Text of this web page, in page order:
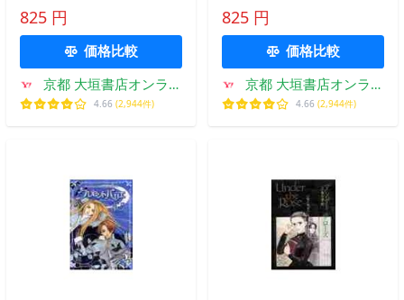
825 円
価格比較
京都 大垣書店オンライ
ン
4.66 (2,944件)
825 円
価格比較
京都 大垣書店オンライ
ン
4.66 (2,944件)